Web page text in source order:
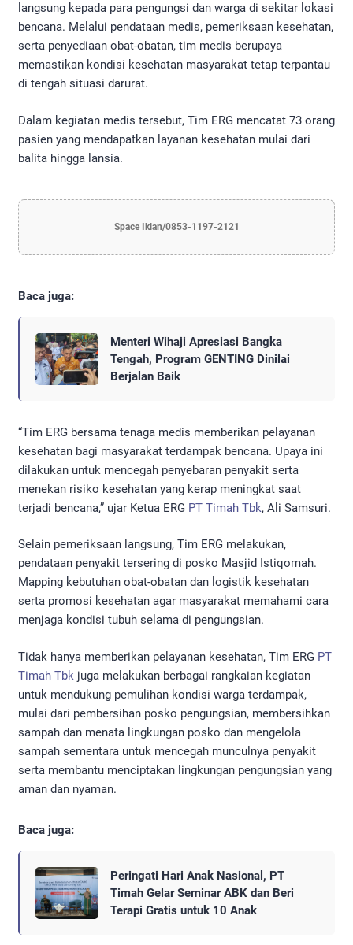
langsung kepada para pengungsi dan warga di sekitar lokasi
bencana. Melalui pendataan medis, pemeriksaan kesehatan,
serta penyediaan obat-obatan, tim medis berupaya
memastikan kondisi kesehatan masyarakat tetap terpantau
di tengah situasi darurat.
Dalam kegiatan medis tersebut, Tim ERG mencatat 73 orang
pasien yang mendapatkan layanan kesehatan mulai dari
balita hingga lansia.
Space Iklan/0853-1197-2121
Baca juga:
Menteri Wihaji Apresiasi Bangka
Tengah, Program GENTING Dinilai
Berjalan Baik
“Tim ERG bersama tenaga medis memberikan pelayanan
kesehatan bagi masyarakat terdampak bencana. Upaya ini
dilakukan untuk mencegah penyebaran penyakit serta
menekan risiko kesehatan yang kerap meningkat saat
terjadi bencana,” ujar Ketua ERG PT Timah Tbk, Ali Samsuri.
Selain pemeriksaan langsung, Tim ERG melakukan,
pendataan penyakit tersering di posko Masjid Istiqomah.
Mapping kebutuhan obat-obatan dan logistik kesehatan
serta promosi kesehatan agar masyarakat memahami cara
menjaga kondisi tubuh selama di pengungsian.
Tidak hanya memberikan pelayanan kesehatan, Tim ERG PT
Timah Tbk juga melakukan berbagai rangkaian kegiatan
untuk mendukung pemulihan kondisi warga terdampak,
mulai dari pembersihan posko pengungsian, membersihkan
sampah dan menata lingkungan posko dan mengelola
sampah sementara untuk mencegah munculnya penyakit
serta membantu menciptakan lingkungan pengungsian yang
aman dan nyaman.
Baca juga:
Peringati Hari Anak Nasional, PT
Timah Gelar Seminar ABK dan Beri
Terapi Gratis untuk 10 Anak